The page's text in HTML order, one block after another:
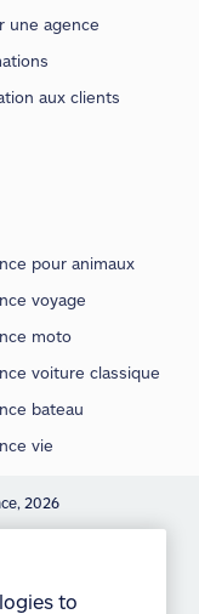
une agence
aux clients
pour animaux
voyage
moto
voiture classique
bateau
vie
2026